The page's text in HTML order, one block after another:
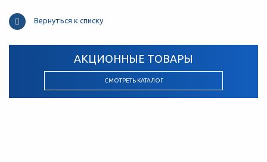
Вернуться к списку
АКЦИОННЫЕ ТОВАРЫ
СМОТРЕТЬ КАТАЛОГ